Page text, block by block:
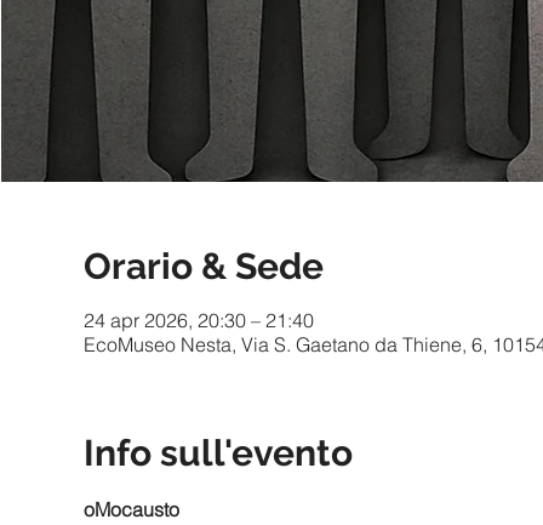
Orario & Sede
24 apr 2026, 20:30 – 21:40
EcoMuseo Nesta, Via S. Gaetano da Thiene, 6,
Info sull'evento
oMocausto